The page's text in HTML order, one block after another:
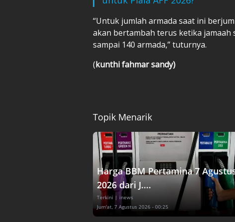
“Untuk jumlah armada saat ini
akan bertambah terus ketika jamaah
sampai 140 armada,” tuturnya.
(kunthi fahmar sandy)
Topik Menarik
Harga BBM Pertamina 7
2026 dari J....
Terkini | inews
Jum'at, 7 Agustus 2026 - 00:25